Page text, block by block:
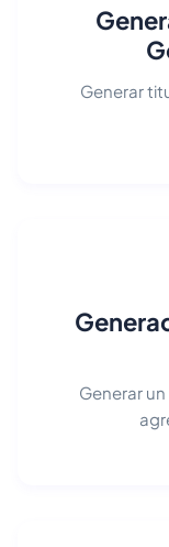
Generar
Generar